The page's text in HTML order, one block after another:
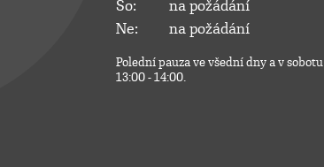
So:
na požádání
Ne:
na požádání
Polední pauza ve všední dny a v sobotu
13:00 - 14:00.